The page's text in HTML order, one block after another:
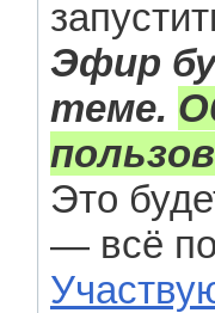
Эфир
теме.
Это
— всё